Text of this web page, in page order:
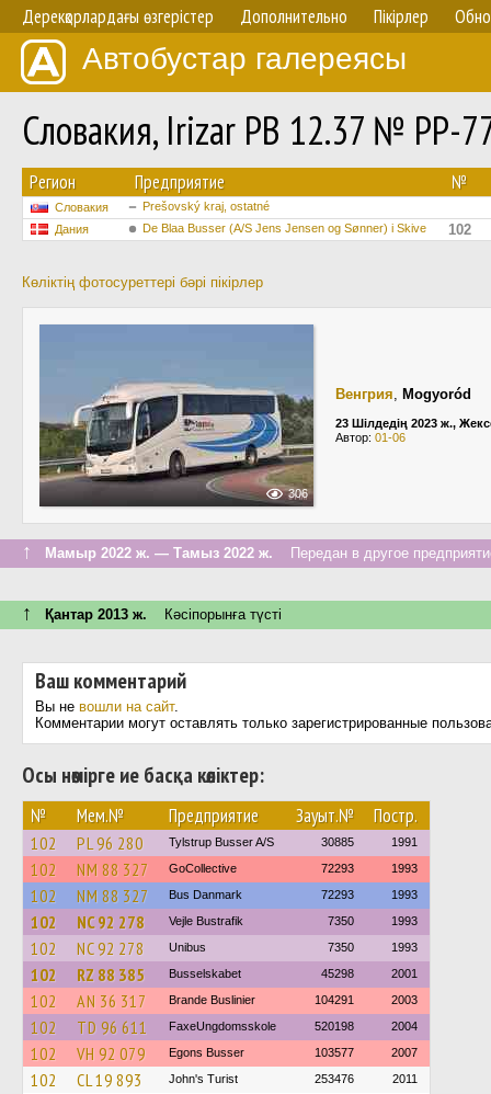
Дерекқорлардағы өзгерістер Дополнительно Пікірлер
Автобустар галереясы
Словакия, Irizar PB 12.37 № PP-
Регион Предприятие №
Словакия
Prešovský kraj, ostatné
Дания
De Blaa Busser (A/S Jens Jensen og Sønner) i Skive 102
Көліктің фотосуреттері бәрі пікірлер
306
Венгрия, Mogyoród
23 Шілдедің 2023 ж.,
Автор: 01-06
↑ Мамыр 2022 ж. — Тамыз 2022 ж. Передан в другое
↑ Қантар 2013 ж. Кәсіпорынға түсті
Ваш комментарий
Вы не вошли на сайт.
Комментарии могут оставлять только зарегистрированные
Осы нөмірге ие басқа көліктер:
№ Мем.№ Предприятие Зауыт.№ Постр.
102 PL 96 280 Tylstrup Busser A/S 30885 1991
102 NM 88 327 GoCollective 72293 1993
102 NM 88 327 Bus Danmark 72293 1993
102 NC 92 278 Vejle Bustrafik 7350 1993
102 NC 92 278 Unibus 7350 1993
102 RZ 88 385 Busselskabet 45298 2001
102 AN 36 317 Brande Buslinier 104291 2003
102 TD 96 611 FaxeUngdomsskole 520198 2004
102 VH 92 079 Egons Busser 103577 2007
102 CL 19 893 John's Turist 253476 2011